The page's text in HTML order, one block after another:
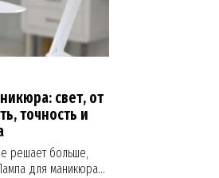
свет, от
точность и
решает больше,
для маникюра...